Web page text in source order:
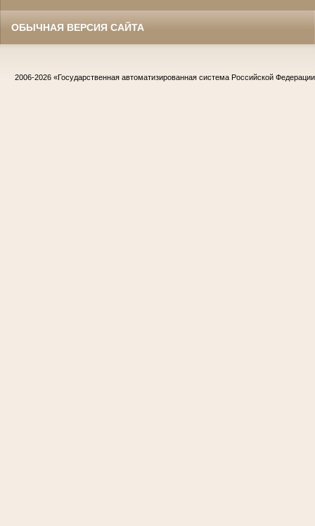
ОБЫЧНАЯ ВЕРСИЯ САЙТА
2006-2026 «Государственная автоматизированная система Российской